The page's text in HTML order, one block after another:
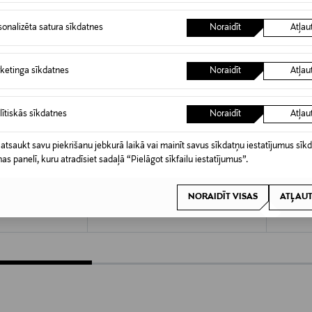
satura sīkdatnes Noraidīt
sīkdatnes Noraidīt
sīkdatnes Noraidīt
atsaukt savu piekrišanu jebkurā laikā vai mainīt savus sīkdatņu iestatījumus
panelī, kuru atradīsiet sadaļā “Pielāgot sīkfailu iestatījumus”.
NORAIDĪT VISAS
60%
KUPONA PRIEKŠROCĪBA
Amourette krūšturis
C
Original
82,00 €